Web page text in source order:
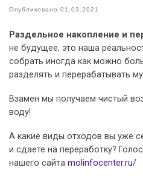
Опубликовано 01.03.2021
Раздельное накопление и
не будущее, это наша
собрать иногда как можно
разделять и перерабатывать
Взамен мы получаем чистый
воду!
А какие виды отходов вы уже
и сдаете на переработку?
нашего сайта molinfocenter.ru/